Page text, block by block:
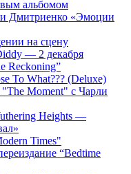
альбомом
Дмитриенко «Эмоции
на сцену
— 2 декабря
Reckoning”
To What??? (Deluxe)
Moment" с Чарли
Heights —
Times"
“Bedtime